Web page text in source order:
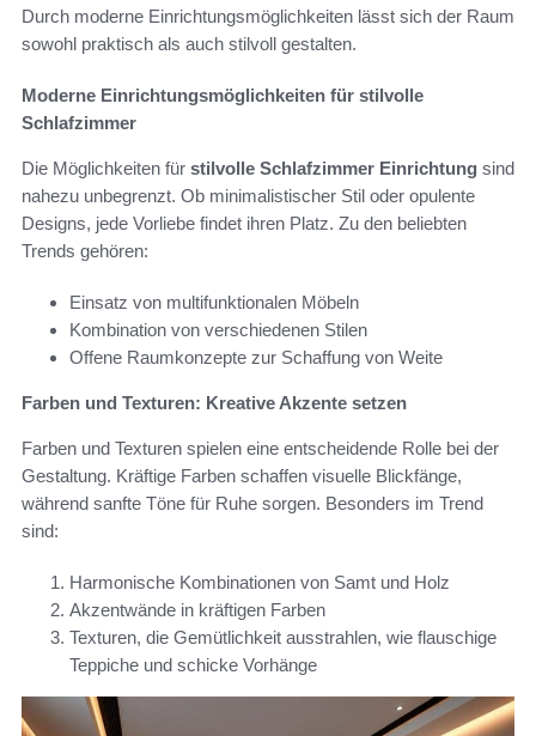
Durch moderne Einrichtungsmöglichkeiten lässt sich der Raum
sowohl praktisch als auch stilvoll gestalten.
Moderne Einrichtungsmöglichkeiten für stilvolle
Schlafzimmer
Die Möglichkeiten für stilvolle Schlafzimmer Einrichtung sind
nahezu unbegrenzt. Ob minimalistischer Stil oder opulente
Designs, jede Vorliebe findet ihren Platz. Zu den beliebten
Trends gehören:
Einsatz von multifunktionalen Möbeln
Kombination von verschiedenen Stilen
Offene Raumkonzepte zur Schaffung von Weite
Farben und Texturen: Kreative Akzente setzen
Farben und Texturen spielen eine entscheidende Rolle bei der
Gestaltung. Kräftige Farben schaffen visuelle Blickfänge,
während sanfte Töne für Ruhe sorgen. Besonders im Trend
sind:
Harmonische Kombinationen von Samt und Holz
Akzentwände in kräftigen Farben
Texturen, die Gemütlichkeit ausstrahlen, wie flauschige
Teppiche und schicke Vorhänge